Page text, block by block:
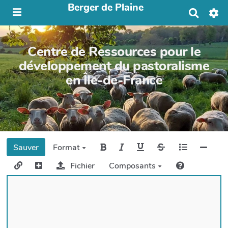
Berger de Plaine
h
e
r
c
h
e
r
Centre de Ressources pour le
développement du pastoralisme
en Île-de-France
Sauver
Format
Fichier
Composants